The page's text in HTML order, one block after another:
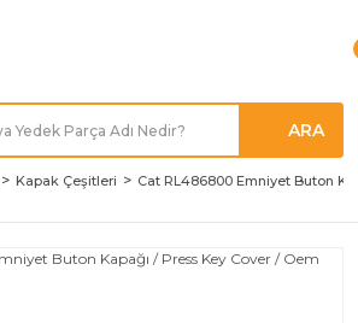
ARA
Kapak Çeşitleri Cat RL486800 Emniyet Buton